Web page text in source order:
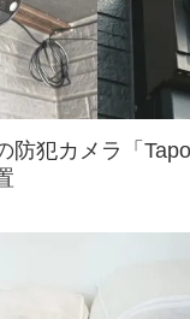
防犯カメラ「